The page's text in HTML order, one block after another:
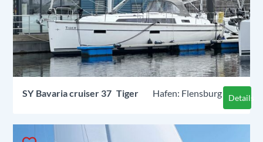
SY Bavaria cruiser 37 Tiger Flensburg Details